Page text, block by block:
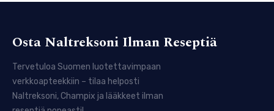
Osta Naltreksoni Ilman Reseptiä
Tervetuloa Suomen luotettavimpaan
verkkoapteekkiin – tilaa helposti
Naltreksoni, Champix ja lääkkeet ilman